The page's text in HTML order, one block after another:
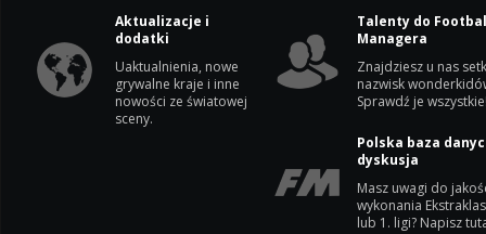
Aktualizacje i
dodatki
Uaktualnienia, nowe
grywalne kraje i inne
nowości ze światowej
sceny.
Talenty do
Managera
Znajdziesz u nas
nazwisk
Sprawdź je
Polska baza
dyskusja
Masz uwagi do
wykonania
lub 1. ligi? Napisz